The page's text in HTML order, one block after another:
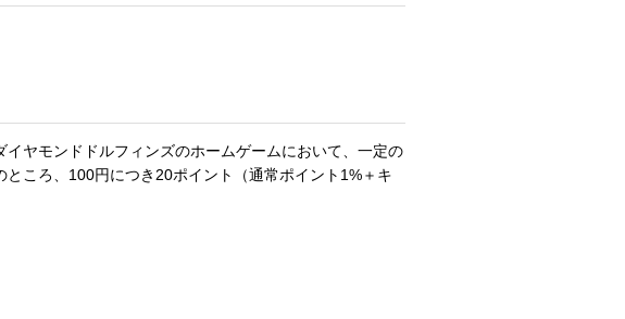
ヤモンドドルフィンズのホームゲームにおいて、一定の
ころ、100円につき20ポイント（通常ポイント1%＋キ